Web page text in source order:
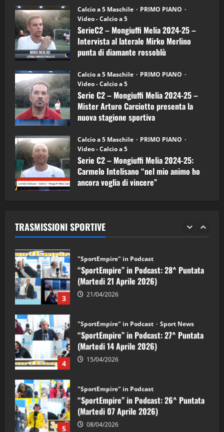
6)
–
Intervista
a
mister
Arturo
Carciotto
(Mongiuffi
Calcio a 5 Maschile
PRIMO PIANO
Video - Calcio a 5
SerieC2 – Mongiuffi Melia 2024-25 –
Intervista al laterale Mirko Merlino
punta di diamante rossoblù
Calcio a 5 Maschile
PRIMO PIANO
Video - Calcio a 5
Serie C2 – Mongiuffi Melia 2024-25 –
Mister Arturo Carciotto presenta la
nuova stagione sportiva
Calcio a 5 Maschile
PRIMO PIANO
Video - Calcio a 5
Serie C2 – Mongiuffi Melia 2024-25:
Carmelo Intelisano “nel mio animo ho
ancora voglia di vincere”
TRASMISSIONI SPORTIVE
4
“SportEmpire” in Podcast: 27^ Puntata
(Martedi 14 Aprile 2026)
15/04/2026
5
“SportEmpire” in Podcast: 26^ Puntata
(Martedi 07 Aprile 2026)
08/04/2026
1
“SportEmpire” in Podcast: 30^ Puntata
(Martedi 05 Maggio 2026)
08/05/2026
2 28/04/2026
3
"SportEmpire" in Podcast
“SportEmpire” in Podcast: 28^ Puntata
(Martedi 21 Aprile 2026)
21/04/2026
4
"SportEmpire" in Podcast Sport News
“SportEmpire” in Podcast: 27^ Puntata
(Martedi 14 Aprile 2026)
15/04/2026
5
"SportEmpire" in Podcast
“SportEmpire” in Podcast: 26^ Puntata
(Martedi 07 Aprile 2026)
08/04/2026